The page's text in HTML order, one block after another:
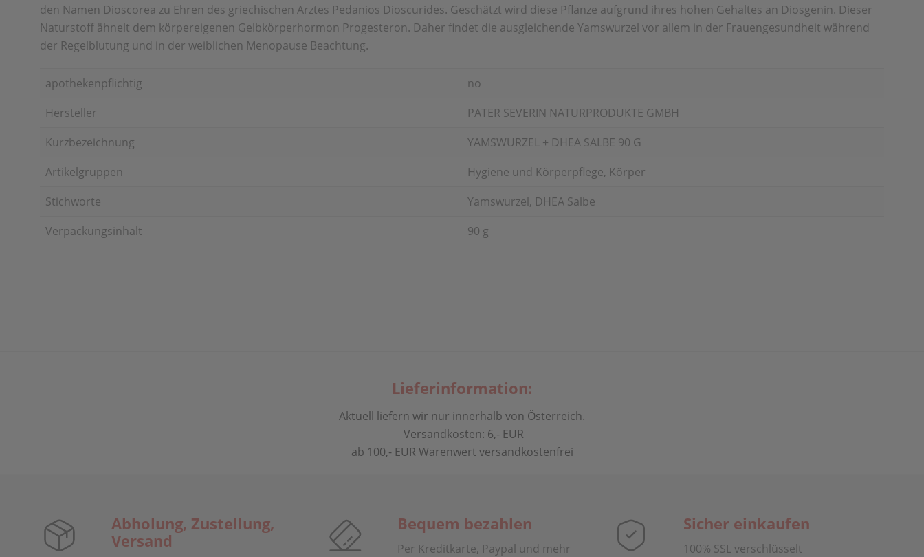
den Namen Dioscorea zu Ehren des griechischen Arztes Pedanios Dioscurides. Geschätzt wird diese Pflanze aufgrund ihres hohen Gehaltes an Diosgenin. Dieser
Naturstoff ähnelt dem körpereigenen Gelbkörperhormon Progesteron. Daher findet die ausgleichende Yamswurzel vor allem in der Frauengesundheit während
der Regelblutung und in der weiblichen Menopause Beachtung.
apothekenpflichtig
no
Hersteller
PATER SEVERIN NATURPRODUKTE GMBH
Kurzbezeichnung
YAMSWURZEL + DHEA SALBE 90 G
Artikelgruppen
Hygiene und Körperpflege, Körper
Stichworte
Yamswurzel, DHEA Salbe
Verpackungsinhalt
90 g
Lieferinformation:
Aktuell liefern wir nur innerhalb von Österreich.
Versandkosten: 6,- EUR
ab 100,- EUR Warenwert versandkostenfrei
Abholung, Zustellung,
Versand
Bequem bezahlen
Per Kreditkarte, Paypal und mehr
Sicher einkaufen
100% SSL verschlüsselt